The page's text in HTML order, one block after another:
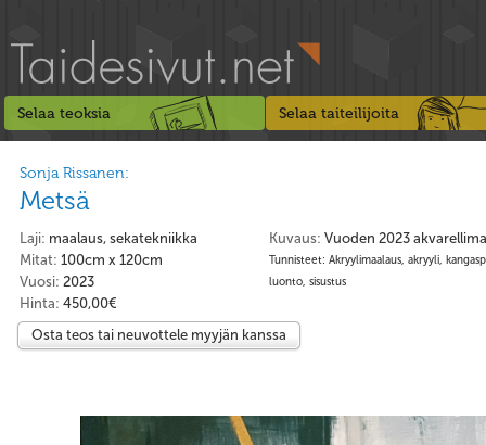
Selaa teoksia Selaa taiteilijoita
Sonja Rissanen:
Metsä
Kuvaus: Vuoden 2023
Tunnisteet: Akryylimaalaus, akryyli,
luonto, sisustus
Laji: maalaus, sekatekniikka
Mitat: 100cm x 120cm
Vuosi: 2023
Hinta: 450,00€
Osta teos tai neuvottele myyjän kanssa